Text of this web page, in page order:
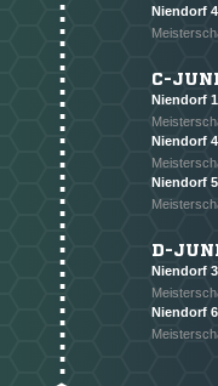
Niendorf
C-
Niendorf
Niendorf
Niendorf
D-
Niendorf
Niendorf